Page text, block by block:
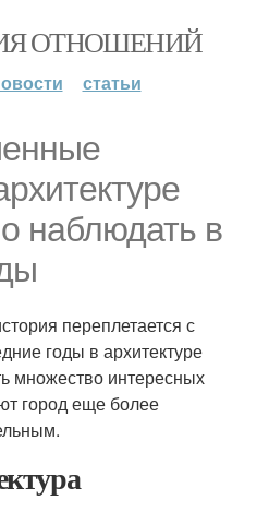
ОТНОШЕНИЙ
статьи
наблюдать в
переплетается с
годы в архитектуре
множество интересных
город еще более